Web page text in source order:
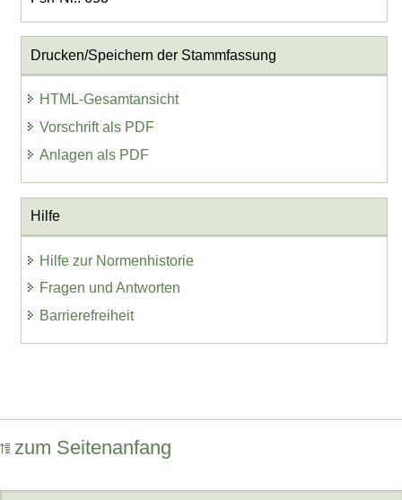
Drucken/Speichern der Stammfassung
HTML-Gesamtansicht
Vorschrift als PDF
Anlagen als PDF
Hilfe
Hilfe zur Normenhistorie
Fragen und Antworten
Barrierefreiheit
zum Seitenanfang